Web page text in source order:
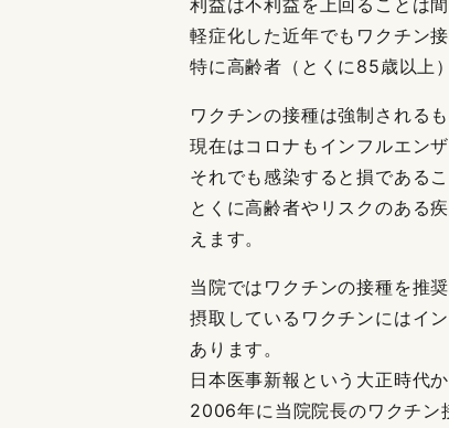
軽症化した近年でもワクチン
特に高齢者（とくに85歳以上
ワクチンの接種は強制される
現在はコロナもインフルエン
それでも感染すると損である
とくに高齢者やリスクのある
えます。
当院ではワクチンの接種を推奨
摂取しているワクチンにはイ
あります。
日本医事新報という大正時代
2006年に当院院長のワクチン